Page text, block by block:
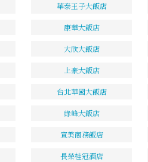
華泰王子大飯店
康華大飯店
大欣大飯店
上豪大飯店
台北華國大飯店
綠峰大飯店
宣美商務飯店
長榮桂冠酒店